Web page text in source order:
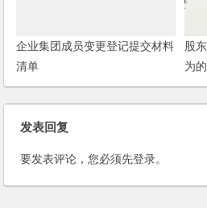
企业集团成员变更登记提交材料
清单
股
为
发表回复
要发表评论，您必须先登录。